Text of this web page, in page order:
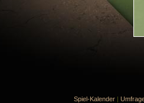
Spiel-Kalender|